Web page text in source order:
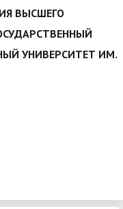
ВЫСШЕГО
УНИВЕРСИТЕТ ИМ.